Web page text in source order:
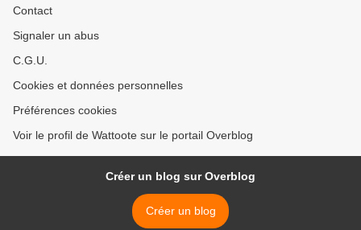
Contact
Signaler un abus
C.G.U.
Cookies et données personnelles
Préférences cookies
Voir le profil de Wattoote sur le portail Overblog
Créer un blog sur Overblog
Créer un blog